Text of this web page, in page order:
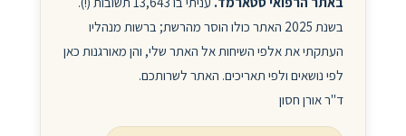
בשנת 2025 האתר כולו הוסר מהרשת; ברשות מנהליו
העתקתי את אלפי השיחות אל האתר שלי, והן מאורגנות כאן
לפי נושאים ולפי תאריכים. האתר לשרותכם.
ד"ר אורן חסון